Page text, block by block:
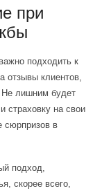
при
подходить к
отзывы клиентов,
Не лишним будет
страховку на свои
сюрпризов в
подход,
скорее всего,